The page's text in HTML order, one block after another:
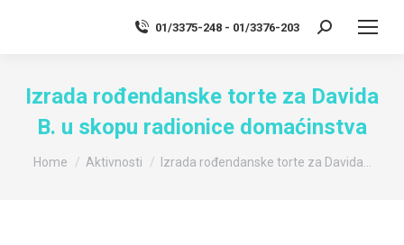
01/3375-248 - 01/3376-203 Search:
Izrada rođendanske torte za Davida
B. u skopu radionice domaćinstva
You are here:
Home Aktivnosti Izrada rođendanske torte za Davida…